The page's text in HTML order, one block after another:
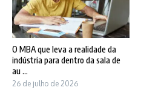
O MBA que leva a realidade da
indústria para dentro da sala de
au ...
26 de julho de 2026